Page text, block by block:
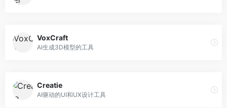
VoxCraft
AI生成3D模型的工具
Creatie
AI驱动的UI和UX设计工具